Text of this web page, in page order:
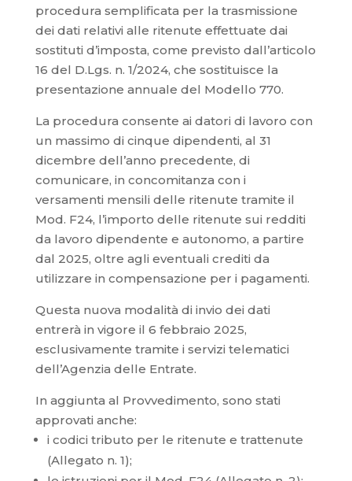
procedura semplificata per la trasmissione
dei dati relativi alle ritenute effettuate dai
sostituti d’imposta, come previsto dall’articolo
16 del D.Lgs. n. 1/2024, che sostituisce la
presentazione annuale del Modello 770.
La procedura consente ai datori di lavoro con
un massimo di cinque dipendenti, al 31
dicembre dell’anno precedente, di
comunicare, in concomitanza con i
versamenti mensili delle ritenute tramite il
Mod. F24, l’importo delle ritenute sui redditi
da lavoro dipendente e autonomo, a partire
dal 2025, oltre agli eventuali crediti da
utilizzare in compensazione per i pagamenti.
Questa nuova modalità di invio dei dati
entrerà in vigore il 6 febbraio 2025,
esclusivamente tramite i servizi telematici
dell’Agenzia delle Entrate.
In aggiunta al Provvedimento, sono stati
approvati anche:
i codici tributo per le ritenute e trattenute
(Allegato n. 1);